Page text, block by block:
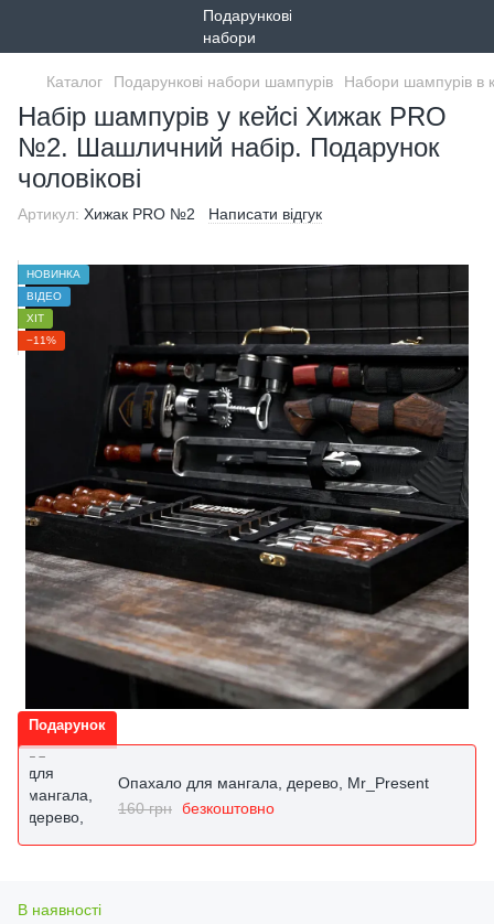
Каталог Подарункові набори шампурів Набори шампурів в
Набір шампурів у кейсі Хижак PRO
№2. Шашличний набір. Подарунок
чоловікові
Артикул: Хижак PRO №2 Написати відгук
НОВИНКА
ВІДЕО
ХІТ
−11%
Подарунок
Опахало для мангала, дерево, Mr_Present
160 грн безкоштовно
В наявності